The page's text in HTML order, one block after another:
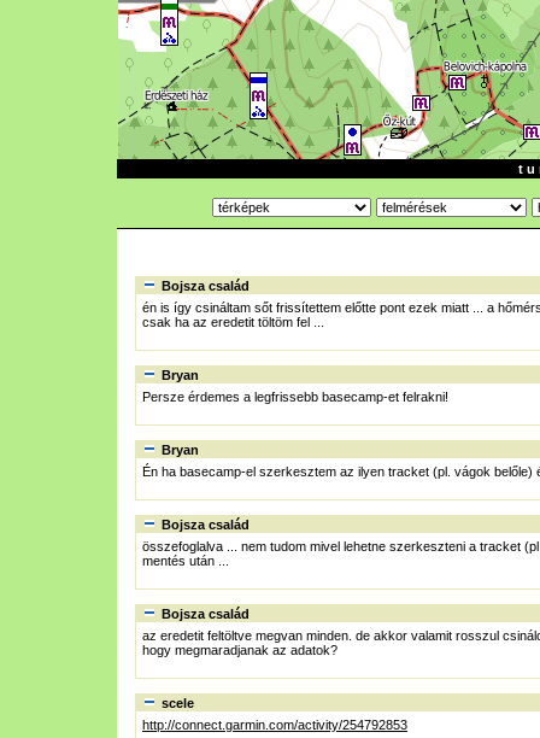
t u
Bojsza család
én is így csináltam sőt frissítettem előtte pont ezek miatt ... a
csak ha az eredetit töltöm fel ...
Bryan
Persze érdemes a legfrissebb basecamp-et felrakni!
Bryan
Én ha basecamp-el szerkesztem az ilyen tracket (pl. vágok
Bojsza család
összefoglalva ... nem tudom mivel lehetne szerkeszteni a tracket
mentés után ...
Bojsza család
az eredetit feltöltve megvan minden. de akkor valamit rosszul
hogy megmaradjanak az adatok?
scele
http://connect.garmin.com/activity/254792853